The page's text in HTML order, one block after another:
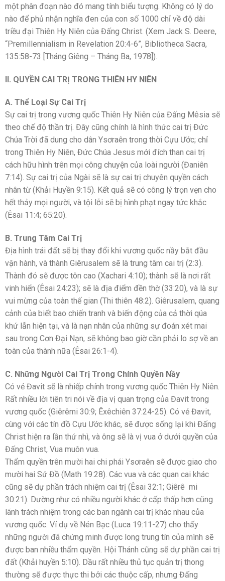
một phân đoạn nào đó mang tính biểu tượng. Không có lý do
nào để phủ nhận nghĩa đen của con số 1000 chỉ về độ dài
triều đại Thiên Hy Niên của Đấng Christ. (Xem Jack S. Deere,
“Premillennialism in Revelation 20:4-6”, Bibliotheca Sacra,
135:58-73 [Tháng Giêng – Tháng Ba, 1978]).
II. QUYỀN CAI TRỊ TRONG THIÊN HY NIÊN
A. Thể Loại Sự Cai Trị
Sự cai trị trong vương quốc Thiên Hy Niên của Đấng Mêsia sẽ
theo chế độ thần trị. Đây cũng chính là hình thức cai trị Đức
Chúa Trời đã dung cho dân Ysơraên trong thời Cựu Ước; chỉ
trong Thiên Hy Niên, Đức Chúa Jesus mới đích than cai trị
cách hữu hình trên mọi công chuyện của loài người (Đaniên
7:14). Sự cai trị của Ngài sẽ là sự cai trị chuyên quyền cách
nhân từ (Khải Huyền 9:15). Kết quả sẽ có công lý trọn vẹn cho
hết thảy mọi người, và tội lỗi sẽ bị hình phạt ngay tức khắc
(Êsai 11:4; 65:20).
B. Trung Tâm Cai Trị
Địa hình trái đất sẽ bị thay đổi khi vương quốc nầy bắt đầu
vận hành, và thành Giêrusalem sẽ là trung tâm cai trị (2:3).
Thành đó sẽ được tôn cao (Xachari 4:10); thành sẽ là nơi rất
vinh hiển (Êsai 24:23); sẽ là địa điểm đền thờ (33:20), và là sự
vui mừng của toàn thế gian (Thi thiên 48:2). Giêrusalem, quang
cảnh của biết bao chiến tranh và biến động của cả thời qúa
khứ lẫn hiện tại, và là nạn nhân của những sự đoán xét mai
sau trong Cơn Đại Nạn, sẽ không bao giờ cần phải lo sợ về an
toàn của thành nữa (Êsai 26:1-4).
C. Những Người Cai Trị Trong Chính Quyền Nầy
Có vẻ Đavit sẽ là nhiếp chính trong vương quốc Thiên Hy Niên.
Rất nhiều lời tiên tri nói về địa vị quan trọng của Đavit trong
vương quốc (Giêrêmi 30:9; Êxêchiên 37:24-25). Có vẻ Đavit,
cùng với các tín đồ Cựu Ước khác, sẽ được sống lại khi Đấng
Christ hiện ra lần thứ nhì, và ông sẽ là vị vua ở dưới quyền của
Đấng Christ, Vua muôn vua.
Thẩm quyền trên mười hai chi phái Ysơraên sẽ được giao cho
mười hai Sứ Đồ (Math 19:28). Các vua và các quan cai khác
cũng sẽ dự phần trách nhiệm cai trị (Êsai 32:1; Giêrê mi
30:21). Dường như có nhiều người khác ở cấp thấp hơn cũng
lãnh trách nhiệm trong các ban ngành cai trị khác nhau của
vương quốc. Ví dụ về Nén Bạc (Luca 19:11-27) cho thấy
những người đã chứng minh được long trung tín của mình sẽ
được ban nhiều thẩm quyền. Hội Thánh cũng sẽ dự phần cai trị
đất (Khải huyền 5:10). Dầu rất nhiều thủ tục quản trị thong
thường sẽ được thực thi bởi các thuộc cấp, nhưng Đấng